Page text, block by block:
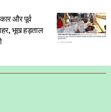
और पूर्व
भूख हड़ताल